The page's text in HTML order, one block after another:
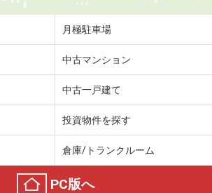
月極駐車場
中古マンション
中古一戸建て
投資物件を探す
倉庫/トランクルーム
PC版へ